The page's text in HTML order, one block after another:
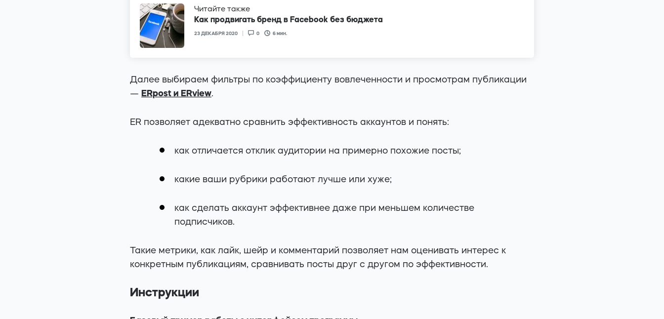
Читайте также
Как продвигать бренд в Facebook без бюджета
23 ДЕКАБРЯ 2020 0 6мин.
Далее выбираем фильтры по коэффициенту вовлеченности и просмотрам публикации
— ERpost и ERview.
ER позволяет адекватно сравнить эффективность аккаунтов и понять:
как отличается отклик аудитории на примерно похожие посты;
какие ваши рубрики работают лучше или хуже;
как сделать аккаунт эффективнее даже при меньшем количестве
подписчиков.
Такие метрики, как лайк, шейр и комментарий позволяет нам оценивать интерес к
конкретным публикациям, сравнивать посты друг с другом по эффективности.
Инструкции